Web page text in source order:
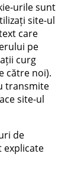
urile sunt
site-ul
care
pe
curg
către noi).
transmite
site-ul
de
explicate